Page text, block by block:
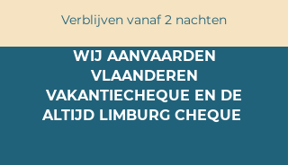
Verblijven vanaf 2 nachten
WIJ AANVAARDEN
VLAANDEREN
VAKANTIECHEQUE EN DE
ALTIJD LIMBURG CHEQUE